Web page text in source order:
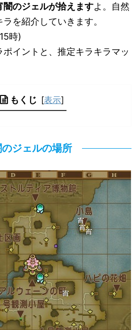
闇のジェルが拾えますよ。自然
を紹介していきます。
時)
イントと、推定キラキラマッ
もくじ [表示]
ジェルの場所